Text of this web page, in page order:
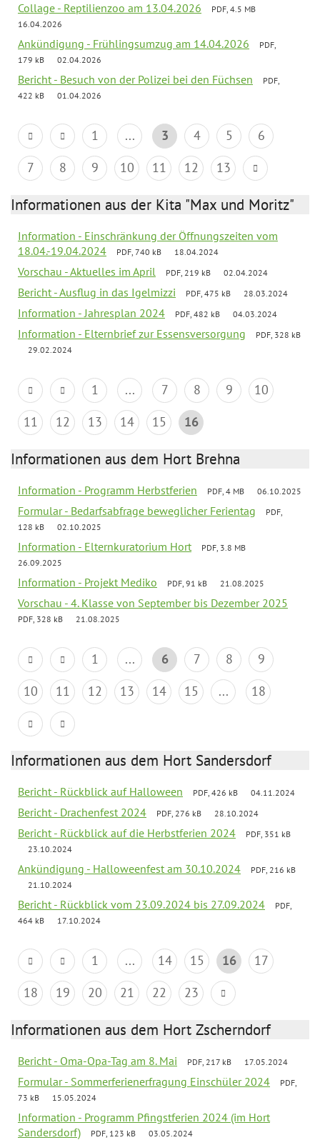
Collage - Reptilienzoo am 13.04.2026
PDF, 4.5 MB
16.04.2026
Ankündigung - Frühlingsumzug am 14.04.2026
PDF,
179 kB
02.04.2026
Bericht - Besuch von der Polizei bei den Füchsen
PDF,
422 kB
01.04.2026
1 ... 3 4 5
6
7
8 9 10 11 12 13
Informationen aus der Kita "Max und Moritz"
Information - Einschränkung der Öffnungszeiten vom
18.04.-19.04.2024
PDF, 740 kB 18.04.2024
Vorschau - Aktuelles im April PDF, 219 kB 02.04.2024
Bericht - Ausflug in das Igelmizzi PDF, 475 kB 28.03.2024
Information - Jahresplan 2024 PDF, 482 kB 04.03.2024
Information - Elternbrief zur Essensversorgung
PDF, 328 kB
29.02.2024
1 ... 7 8 9
10
11
12 13 14 15 16
Informationen aus dem Hort Brehna
Information - Programm Herbstferien PDF, 4 MB 06.10.2025
Formular - Bedarfsabfrage beweglicher Ferientag
PDF,
128 kB
02.10.2025
Information - Elternkuratorium Hort
PDF, 3.8 MB
26.09.2025
Information - Projekt Mediko PDF, 91 kB 21.08.2025
Vorschau - 4. Klasse von September bis Dezember 2025
PDF, 328 kB 21.08.2025
1 ... 6 7 8
9
10
11 12 13 14 15 ... 18
Informationen aus dem Hort Sandersdorf
Bericht - Rückblick auf Halloween PDF, 426 kB 04.11.2024
Bericht - Drachenfest 2024 PDF, 276 kB 28.10.2024
Bericht - Rückblick auf die Herbstferien 2024
PDF, 351 kB
23.10.2024
Ankündigung - Halloweenfest am 30.10.2024
PDF, 216 kB
21.10.2024
Bericht - Rückblick vom 23.09.2024 bis 27.09.2024
PDF,
464 kB
17.10.2024
1 ... 14 15 16
17
18
19 20 21 22 23
Informationen aus dem Hort Zscherndorf
Bericht - Oma-Opa-Tag am 8. Mai PDF, 217 kB 17.05.2024
Formular - Sommerferienerfragung Einschüler 2024
PDF,
73 kB
15.05.2024
Information - Programm Pfingstferien 2024 (im Hort
Sandersdorf)
PDF, 123 kB 03.05.2024